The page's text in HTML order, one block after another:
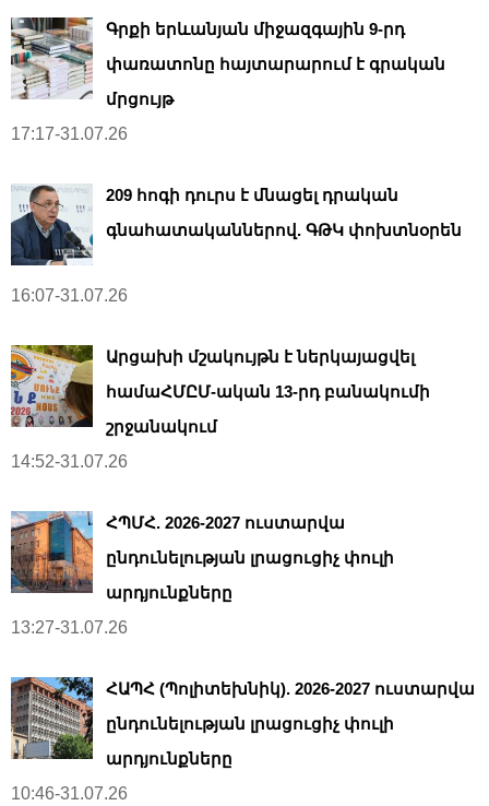
Գրքի երևանյան միջազգային 9-րդ
փառատոնը հայտարարում է գրական
մրցույթ
17:17-31.07.26
209 հոգի դուրս է մնացել դրական
գնահատականներով. ԳԹԿ փոխտնօրեն
16:07-31.07.26
Արցախի մշակույթն է ներկայացվել
համաՀՄԸՄ-ական 13-րդ բանակումի
շրջանակում
14:52-31.07.26
ՀՊՄՀ. 2026-2027 ուստարվա
ընդունելության լրացուցիչ փուլի
արդյունքները
13:27-31.07.26
ՀԱՊՀ (Պոլիտեխնիկ). 2026-2027 ուստարվա
ընդունելության լրացուցիչ փուլի
արդյունքները
10:46-31.07.26